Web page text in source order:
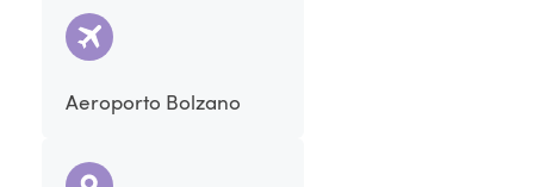
Aeroporto Bolzano